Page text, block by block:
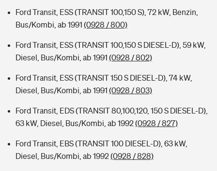
Ford Transit, ESS (TRANSIT 100,150 S), 72 kW, Benzin,
Bus/Kombi, ab 1991 (0928 / 800)
Ford Transit, ESS (TRANSIT 100,150 S DIESEL-D), 59 kW,
Diesel, Bus/Kombi, ab 1991 (0928 / 802)
Ford Transit, ESS (TRANSIT 150 S DIESEL-D), 74 kW,
Diesel, Bus/Kombi, ab 1991 (0928 / 803)
Ford Transit, EDS (TRANSIT 80,100,120, 150 S DIESEL-D),
63 kW, Diesel, Bus/Kombi, ab 1992(0928 / 827)
Ford Transit, EBS (TRANSIT 100 DIESEL-D), 63 kW,
Diesel, Bus/Kombi, ab 1992(0928 / 828)